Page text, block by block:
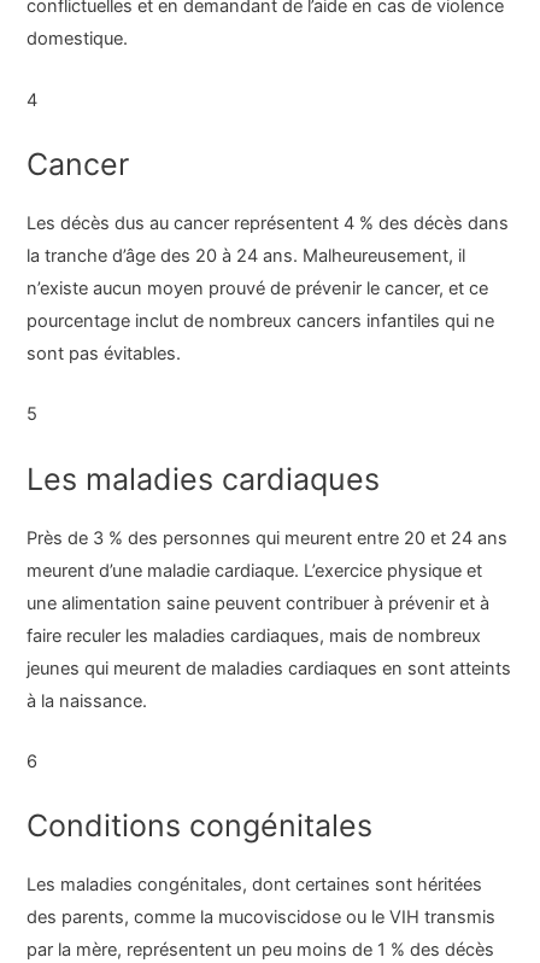
conflictuelles et en demandant de l’aide en cas de violence
domestique.
4
Cancer
Les décès dus au cancer représentent 4 % des décès dans
la tranche d’âge des 20 à 24 ans. Malheureusement, il
n’existe aucun moyen prouvé de prévenir le cancer, et ce
pourcentage inclut de nombreux cancers infantiles qui ne
sont pas évitables.
5
Les maladies cardiaques
Près de 3 % des personnes qui meurent entre 20 et 24 ans
meurent d’une maladie cardiaque. L’exercice physique et
une alimentation saine peuvent contribuer à prévenir et à
faire reculer les maladies cardiaques, mais de nombreux
jeunes qui meurent de maladies cardiaques en sont atteints
à la naissance.
6
Conditions congénitales
Les maladies congénitales, dont certaines sont héritées
des parents, comme la mucoviscidose ou le VIH transmis
par la mère, représentent un peu moins de 1 % des décès